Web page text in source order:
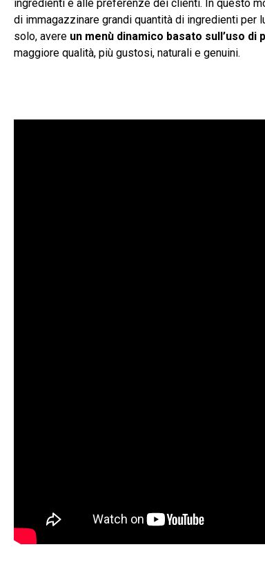
ingredienti e alle preferenze dei clienti. In questo
di immagazzinare grandi quantità di ingredienti
solo, avere un menù dinamico basato sull’uso
maggiore qualità, più gustosi, naturali e genuini.